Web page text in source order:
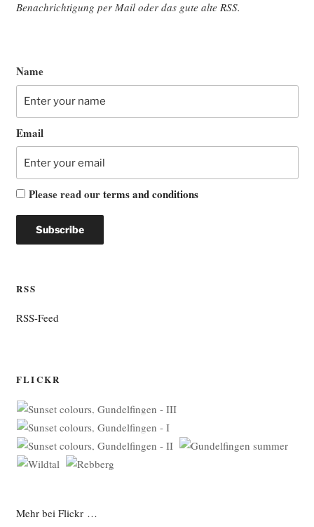
Benach­rich­ti­gung per Mail oder das gute alte RSS.
Name
Email
Please read ourterms and conditions
RSS
RSS-Feed
FLICKR
Mehr bei Flickr …